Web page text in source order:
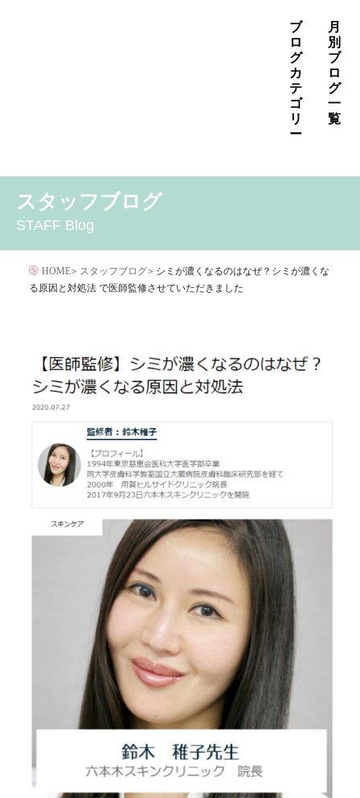
キ
ブ
ロ
グ
カ
テ
ゴ
リ
ー
その他の治療
たるみ治療
アレルギー・アトピー・花粉症
クリニック
サプリメント
ニキビクリア
ニキビ治療
ニキビ痕の凹み（ニキビ痕のクレーター）
ピーリング
ニキビ跡・凹みクレーター治療
ヒアルロン酸分解除去
ヒアルロン酸注入
マイクロボトックス
メディア
メディカルダイエット
ロアキュティン
保険診療・一般診療
化粧品
商品
成長因子ピーリング
毛穴の開き・黒ずみ治療
毛穴用プラグピーリング
水光注射
注射・点滴
炭酸ガスレーザー
猫
目の下のくま治療
美肌・アンチエイジング
肝斑治療
脂肪溶解注射
脂肪溶解注射（BNLS）
花粉症
血管開き
雑誌掲載
食べ物 ＹＡＧレーザー
月
別
ブ
ロ
グ
一
覧
2026年5月
2026年4月
2026年2月
スタッフブログ
STAFF Blog
HOME> スタッフブログ> シミが濃くなるのはなぜ？シミが濃くな
る原因と対処法 で医師監修させていただきました